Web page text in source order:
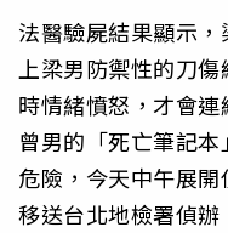
法醫驗屍結果顯示
上梁男防禦性的刀
時情緒憤怒，才會
曾男的「死亡筆記
危險，今天中午展
移送台北地檢署偵